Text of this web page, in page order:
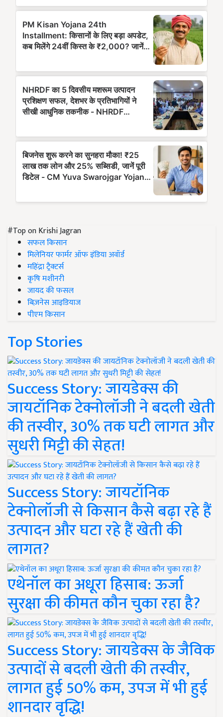
#Top on Krishi Jagran
सफल किसान
मिलेनियर फार्मर ऑफ इंडिया अवॉर्ड
महिंद्रा ट्रैक्टर्स
कृषि मशीनरी
जायद की फसल
बिज़नेस आइडियाज
पीएम किसान
Top Stories
Success Story: जायडेक्स की
जायटॉनिक टेक्नोलॉजी ने बदली खेती
की तस्वीर, 30% तक घटी लागत और
सुधरी मिट्टी की सेहत!
Success Story: जायटॉनिक
टेक्नोलॉजी से किसान कैसे बढ़ा रहे हैं
उत्पादन और घटा रहे हैं खेती की
लागत?
एथेनॉल का अधूरा हिसाब: ऊर्जा
सुरक्षा की कीमत कौन चुका रहा है?
Success Story: जायडेक्स के जैविक
उत्पादों से बदली खेती की तस्वीर,
लागत हुई 50% कम, उपज में भी हुई
शानदार वृद्धि!